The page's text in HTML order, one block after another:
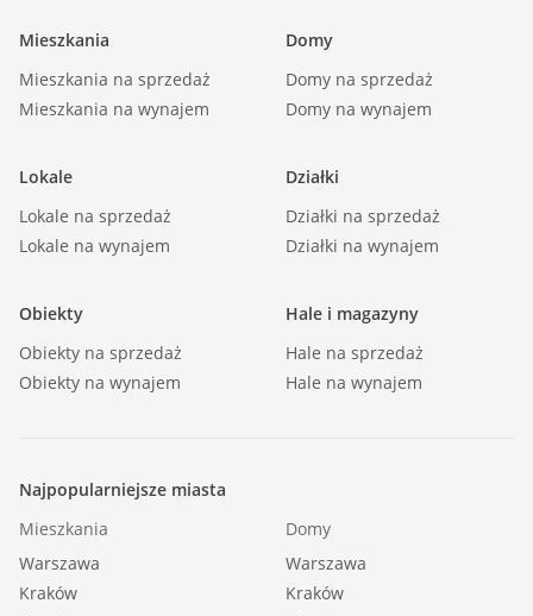
Powierzchnia pokoi [m2]: 12,3 12,3 |
Podłogi pokoi: drewniana |
Ściany pokoi: zwykłe |
Typ kuchni: aneks kuchenny - połączony z
salonem |
Rodzaj kuchni: otwarta na pokój |
Wystawa okien - kuchnia: Pn-Wsch |
Typ łazienki: razem z wc |
Liczba łazienek: 1 |
Podłoga łazienki: gres |
Ściany łazienki: glazura |
Mieszkania
Mieszkania na sprzedaż
Mieszkania na wynajem
Domy
Domy na sprzedaż
Domy na wynajem
Lokale
Lokale na sprzedaż
Lokale na wynajem
Działki
Działki na sprzedaż
Działki na wynajem
Obiekty
Obiekty na sprzedaż
Obiekty na wynajem
Hale i magazyny
Hale na sprzedaż
Hale na wynajem
Najpopularniejsze miasta
Mieszkania
Warszawa
Kraków
Domy
Warszawa
Kraków